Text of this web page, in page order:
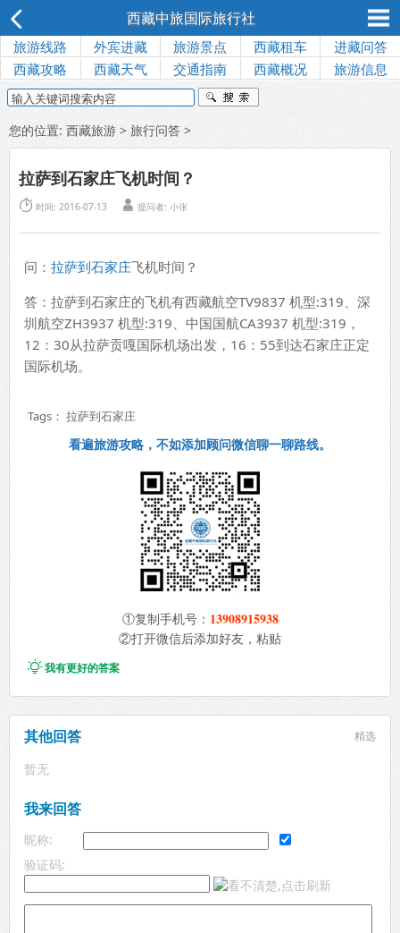
西藏中旅国际旅行社
旅游线路 外宾进藏 旅游景点 西藏租车
进藏问答
西藏攻略
西藏天气 交通指南 西藏概况 旅游信息
您的位置: 西藏旅游 > 旅行问答 >
拉萨到石家庄飞机时间？
 时间: 2016-07-13  提问者: 小张
问： 拉萨到石家庄飞机时间？
答：拉萨到石家庄的飞机有西藏航空TV9837 机型:319、深
圳航空ZH3937 机型:319、中国国航CA3937 机型:319，
12：30从拉萨贡嘎国际机场出发，16：55到达石家庄正定
国际机场。
Tags： 拉萨到石家庄
看遍旅游攻略，不如添加顾问微信聊一聊路线。
①复制手机号： 13908915938
②打开微信后添加好友，粘贴
我有更好的答案
其他回答 精选
暂无
我来回答
昵称:
验证码: